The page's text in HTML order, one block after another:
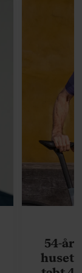
54-
huset